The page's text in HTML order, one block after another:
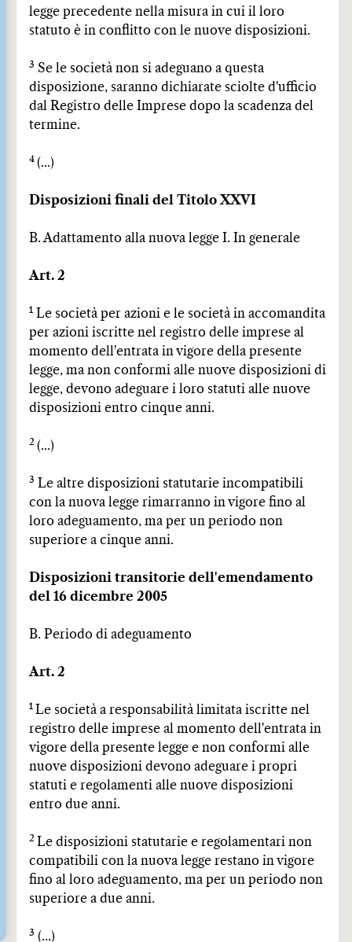
legge precedente nella misura in cui il loro
statuto è in conflitto con le nuove disposizioni.
3 Se le società non si adeguano a questa
disposizione, saranno dichiarate sciolte d'ufficio
dal Registro delle Imprese dopo la scadenza del
termine.
4 (...)
Disposizioni finali del Titolo XXVI
B. Adattamento alla nuova legge I. In generale
Art. 2
1
Le società per azioni e le società in accomandita
per azioni iscritte nel registro delle imprese al
momento dell'entrata in vigore della presente
legge, ma non conformi alle nuove disposizioni di
legge, devono adeguare i loro statuti alle nuove
disposizioni entro cinque anni.
2 (...)
3
Le altre disposizioni statutarie incompatibili
con la nuova legge rimarranno in vigore fino al
loro adeguamento, ma per un periodo non
superiore a cinque anni.
Disposizioni transitorie dell'emendamento
del 16 dicembre 2005
B. Periodo di adeguamento
Art. 2
1
Le società a responsabilità limitata iscritte nel
registro delle imprese al momento dell'entrata in
vigore della presente legge e non conformi alle
nuove disposizioni devono adeguare i propri
statuti e regolamenti alle nuove disposizioni
entro due anni.
2
Le disposizioni statutarie e regolamentari non
compatibili con la nuova legge restano in vigore
fino al loro adeguamento, ma per un periodo non
superiore a due anni.
3 (...)